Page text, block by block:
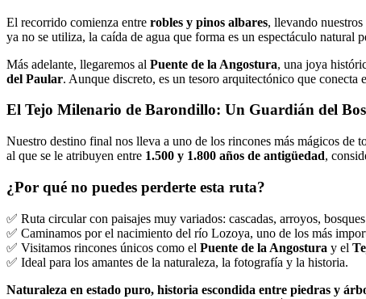
El recorrido comienza entre robles y pinos albares, llevando nuestros
ya no se utiliza, la caída de agua que forma es un espectáculo natural
Más adelante, llegaremos al Puente de la Angostura, una joya
del Paular. Aunque discreto, es un tesoro arquitectónico que conecta
El Tejo Milenario de Barondillo: Un Guardián del
Nuestro destino final nos lleva a uno de los rincones más mágicos de
al que se le atribuyen entre 1.500 y 1.800 años de antigüedad,
¿Por qué no puedes perderte esta ruta?
✅ Ruta circular con paisajes muy variados: cascadas, arroyos,
✅ Caminamos por el nacimiento del río Lozoya, uno de los más
✅ Visitamos rincones únicos como el Puente de la Angostura y el
✅ Ideal para los amantes de la naturaleza, la fotografía y la historia.
Naturaleza en estado puro, historia escondida entre piedras y